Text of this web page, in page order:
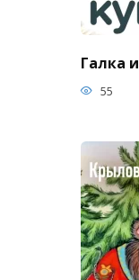
Галка
55